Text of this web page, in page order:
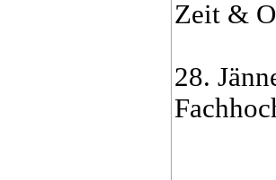
Zeit &
28.